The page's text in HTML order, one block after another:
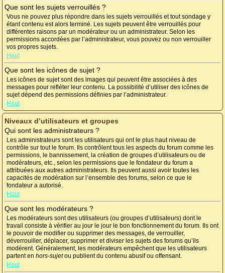
Que sont les sujets verrouillés ?
Vous ne pouvez plus répondre dans les sujets verrouillés et tout sondage y
étant contenu est alors terminé. Les sujets peuvent être verrouillés pour
différentes raisons par un modérateur ou un administrateur. Selon les
permissions accordées par l’administrateur, vous pouvez ou non verrouiller
vos propres sujets.
Haut
Que sont les icônes de sujet ?
Les icônes de sujet sont des images qui peuvent être associées à des
messages pour refléter leur contenu. La possibilité d’utiliser des icônes de
sujet dépend des permissions définies par l’administrateur.
Haut
Niveaux d’utilisateurs et groupes
Qui sont les administrateurs ?
Les administrateurs sont les utilisateurs qui ont le plus haut niveau de
contrôle sur tout le forum. Ils contrôlent tous les aspects du forum comme les
permissions, le bannissement, la création de groupes d’utilisateurs ou de
modérateurs, etc., selon les permissions que le fondateur du forum a
attribuées aux autres administrateurs. Ils peuvent aussi avoir toutes les
capacités de modération sur l’ensemble des forums, selon ce que le
fondateur a autorisé.
Haut
Que sont les modérateurs ?
Les modérateurs sont des utilisateurs (ou groupes d’utilisateurs) dont le
travail consiste à vérifier au jour le jour le bon fonctionnement du forum. Ils ont
le pouvoir de modifier ou supprimer des messages, de verrouiller,
déverrouiller, déplacer, supprimer et diviser les sujets des forums qu’ils
modèrent. Généralement, les modérateurs empêchent que les utilisateurs
partent en hors-sujetou publient du contenu abusif ou offensant.
Haut